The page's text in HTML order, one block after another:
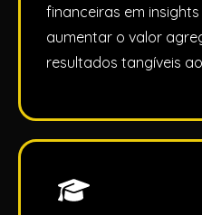
financeiras em
aumentar o valor
resultados tangíveis